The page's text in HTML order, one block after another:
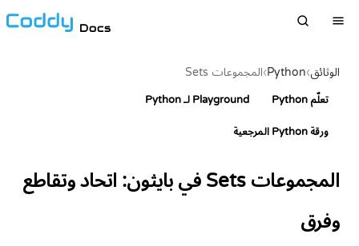
Docs
الوثائق›
Python
›المجموعات Sets
تعلّم Python Playground لـ Python
ورقة Python المرجعية
المجموعات Sets في بايثون: اتحاد وتقاطع
وفرق